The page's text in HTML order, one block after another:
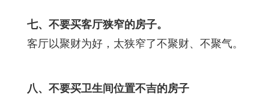
七、不要买客厅狭窄的房子。
客厅以聚财为好，太狭窄了不聚财、不聚气。
八、不要买卫生间位置不吉的房子